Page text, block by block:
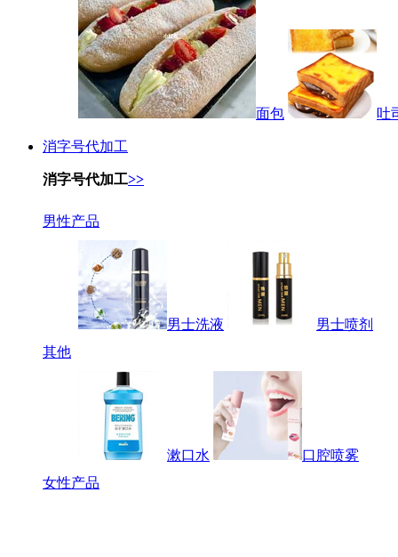
面包 吐
消字号代加工
消字号代加工>>
男性产品
男士洗液
男士喷剂
其他
漱口水
口腔喷雾
女性产品